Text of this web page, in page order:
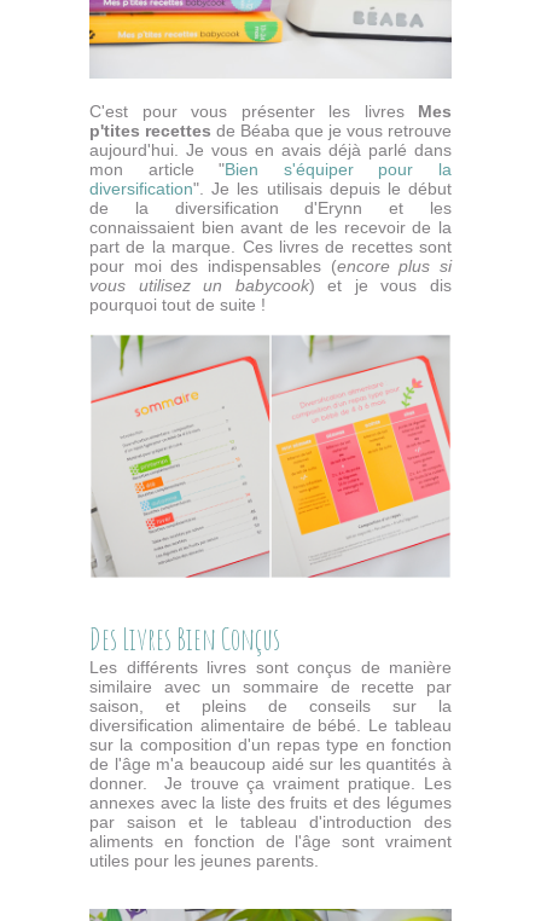
C'est pour vous présenter les livres Mes
p'tites recettes de Béaba que je vous retrouve
aujourd'hui. Je vous en avais déjà parlé dans
mon article "Bien s'équiper pour la
diversification". Je les utilisais depuis le début
de la diversification d'Erynn et les
connaissaient bien avant de les recevoir de la
part de la marque. Ces livres de recettes sont
pour moi des indispensables (encore plus si
vous utilisez un babycook) et je vous dis
pourquoi tout de suite !
Des Livres Bien Conçus
Les différents livres sont conçus de manière
similaire avec un sommaire de recette par
saison, et pleins de conseils sur la
diversification alimentaire de bébé. Le tableau
sur la composition d'un repas type en fonction
de l'âge m'a beaucoup aidé sur les quantités à
donner. Je trouve ça vraiment pratique. Les
annexes avec la liste des fruits et des légumes
par saison et le tableau d'introduction des
aliments en fonction de l'âge sont vraiment
utiles pour les jeunes parents.